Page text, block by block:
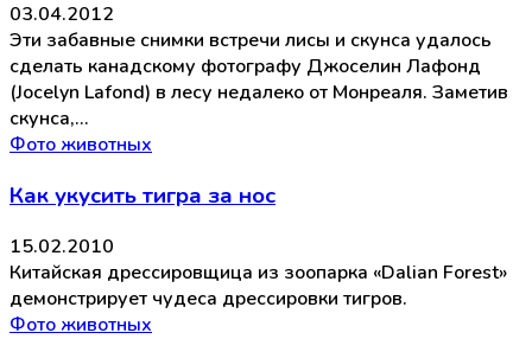
03.04.2012
Эти забавные снимки встречи лисы и скунса удалось
сделать канадскому фотографу Джоселин Лафонд
(Jocelyn Lafond) в лесу недалеко от Монреаля. Заметив
скунса,…
Фото животных
Как укусить тигра за нос
15.02.2010
Китайская дрессировщица из зоопарка «Dalian Forest»
демонстрирует чудеса дрессировки тигров.
Фото животных